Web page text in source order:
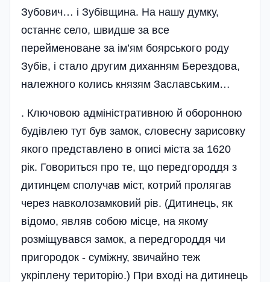
Зубович… і Зубівщина. На нашу думку,
останнє село, швидше за все
перейменоване за ім’ям боярського роду
Зубів, і стало другим диханням Берездова,
належного колись князям Заславським…
. Ключовою адміністративною й оборонною
будівлею тут був замок, словесну зарисовку
якого представлено в описі міста за 1620
рік. Говориться про те, що передгороддя з
дитинцем сполучав міст, котрий пролягав
через навколозамковий рів. (Дитинець, як
відомо, являв собою місце, на якому
розміщувався замок, а передгороддя чи
пригородок - суміжну, звичайно теж
укріплену територію.) При вході на дитинець